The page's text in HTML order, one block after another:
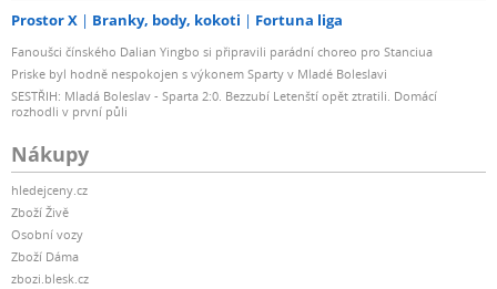
Prostor X Branky, body, kokoti Fortuna liga
Fanoušci čínského Dalian Yingbo si připravili parádní choreo pro Stanciua
Priske byl hodně nespokojen s výkonem Sparty v Mladé Boleslavi
SESTŘIH: Mladá Boleslav - Sparta 2:0. Bezzubí Letenští opět ztratili. Domácí
rozhodli v první půli
Nákupy
hledejceny.cz
Zboží Živě
Osobní vozy
Zboží Dáma
zbozi.blesk.cz